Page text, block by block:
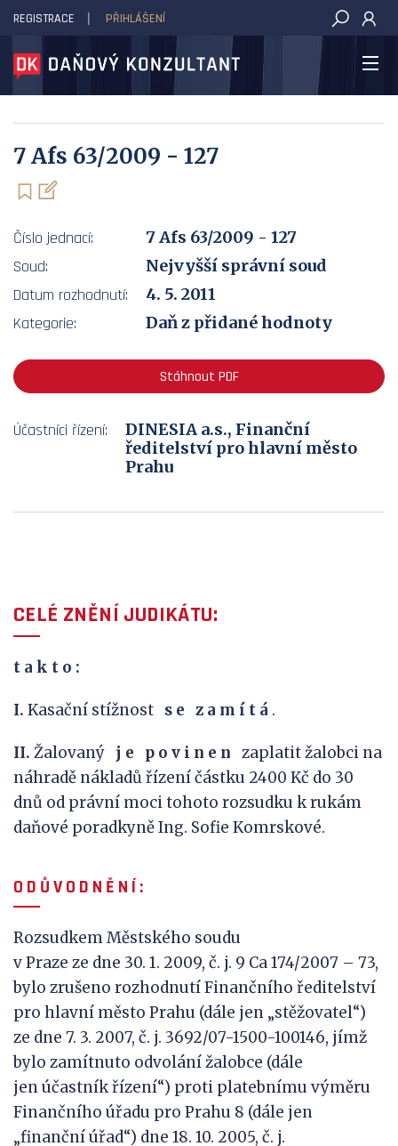
DAŇOVÝ KONZULTANT
REGISTRACE PŘIHLÁŠENÍ
7 Afs 63/2009 - 127
Číslo jednací:
7 Afs 63/2009 - 127
Soud:
Nejvyšší správní soud
Datum rozhodnutí:
4. 5. 2011
Kategorie:
Daň z přidané hodnoty
Stáhnout PDF
Účastníci řízení:
DINESIA a.s., Finanční
ředitelství pro hlavní město
Prahu
CELÉ ZNĚNÍ JUDIKÁTU:
t a k t o :
I. Kasační stížnost s e z a m í t á .
II. Žalovaný j e p o v i n e n zaplatit žalobci na
náhradě nákladů řízení částku 2400 Kč do 30
dnů od právní moci tohoto rozsudku k rukám
daňové poradkyně Ing. Sofie Komrskové.
O D Ů VO D N Ě N Í :
Rozsudkem Městského soudu
v Praze ze dne 30. 1. 2009, č. j. 9 Ca 174/2007 – 73,
bylo zrušeno rozhodnutí Finančního ředitelství
pro hlavní město Prahu (dále jen „stěžovatel“)
ze dne 7. 3. 2007, č. j. 3692/07-1500-100146, jímž
bylo zamítnuto odvolání žalobce (dále
jen účastník řízení“) proti platebnímu výměru
Finančního úřadu pro Prahu 8 (dále jen
„finanční úřad“) dne 18. 10. 2005, č. j.